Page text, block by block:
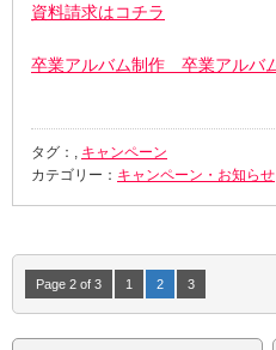
資料請求はコチラ
卒業アルバム制作 卒業アルバ
タグ：, キャンペーン
カテゴリー： キャンペーン・お知らせ
Page 2 of 3 1 2 3